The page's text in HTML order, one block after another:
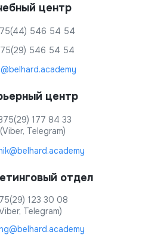
центр
546 54 54
546 54 54
177 84 33
(Viber, Telegram)
123 30 08
Telegram)
центр
отдел